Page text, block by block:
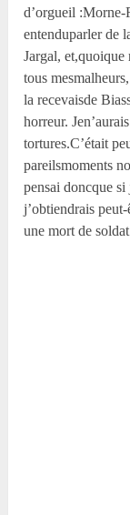
d’orgueil :Morne-
entenduparler de
Jargal,
tous
la recevaisde
horreur.
tortures.C’était
pareilsmoments
pensai doncque
j’obtiendrais
une mort de